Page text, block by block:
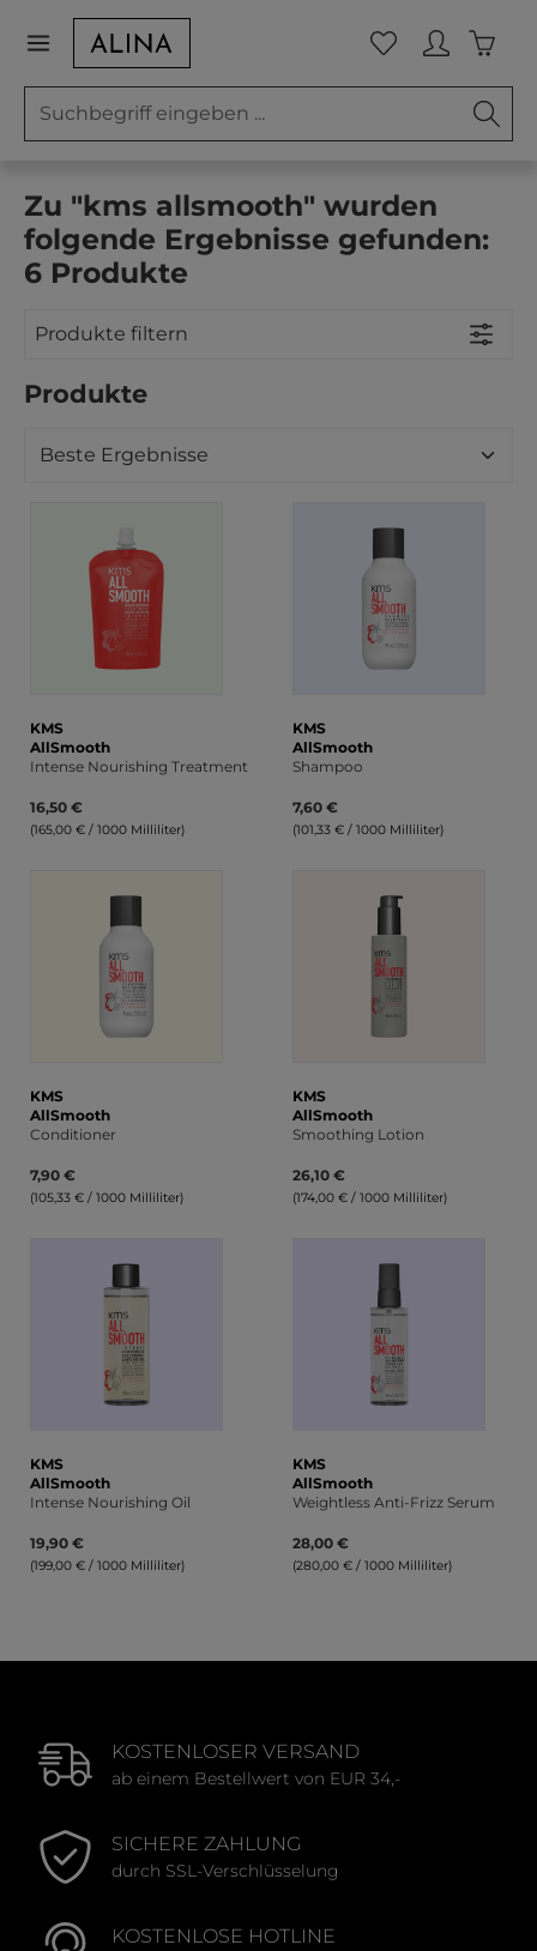
Zum Hauptinhalt springen Du hast 0
Zu "kms allsmooth" wurden
folgende Ergebnisse gefunden:
6 Produkte
Produkte filtern
Produkte
KMS
AllSmooth
Intense Nourishing Treatment
16,50 €
(165,00 € / 1000 Milliliter)
KMS
AllSmooth
Shampoo
7,60 €
(101,33 € / 1000 Milliliter)
KMS
AllSmooth
Conditioner
7,90 €
(105,33 € / 1000 Milliliter)
KMS
AllSmooth
Smoothing Lotion
26,10 €
(174,00 € / 1000 Milliliter)
KMS
AllSmooth
Intense Nourishing Oil
19,90 €
(199,00 € / 1000 Milliliter)
KMS
AllSmooth
Weightless Anti-Frizz Serum
28,00 €
(280,00 € / 1000 Milliliter)
KOSTENLOSER VERSAND
ab einem Bestellwert von EUR 34,-
SICHERE ZAHLUNG
durch SSL-Verschlüsselung
KOSTENLOSE HOTLINE